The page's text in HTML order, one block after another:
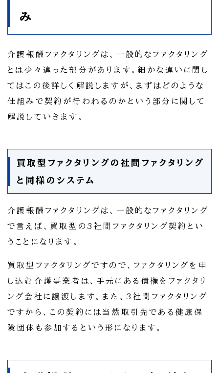
み
介護報酬ファクタリングは、一般的なファクタリング
とは少々違った部分があります。細かな違いに関し
てはこの後詳しく解説しますが、まずはどのような
仕組みで契約が行われるのかという部分に関して
解説していきます。
買取型ファクタリングの社間ファクタリング
と同様のシステム
介護報酬ファクタリングは、一般的なファクタリング
で言えば、買取型の3社間ファクタリング契約とい
うことになります。
買取型ファクタリングですので、ファクタリングを申
し込む介護事業者は、手元にある債権をファクタリ
ング会社に譲渡します。また、3社間ファクタリング
ですから、この契約には当然取引先である健康保
険団体も参加するという形になります。